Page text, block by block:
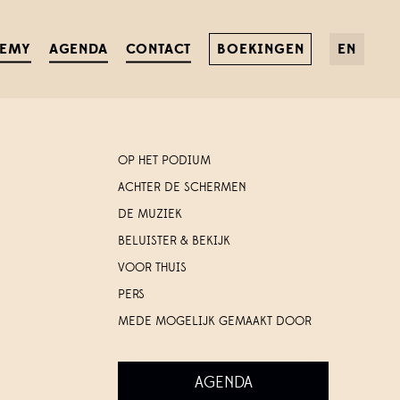
AGENDA CONTACT BOEKINGEN EN
OP HET PODIUM
ACHTER DE SCHERMEN
DE MUZIEK
BELUISTER & BEKIJK
VOOR THUIS
PERS
MEDE MOGELIJK GEMAAKT DOOR
AGENDA